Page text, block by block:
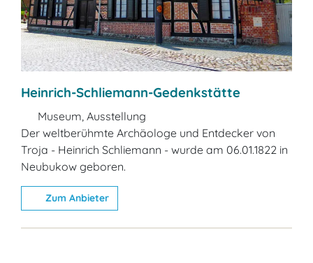
Heinrich-Schliemann-Gedenkstätte
Museum, Ausstellung
Der weltberühmte Archäologe und Entdecker von
Troja - Heinrich Schliemann - wurde am 06.01.1822 in
Neubukow geboren.
Zum Anbieter